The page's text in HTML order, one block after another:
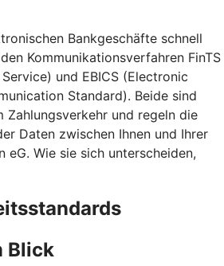
Bankgeschäfte schnell
Kommunikationsverfahren FinTS
und EBICS (Electronic
Standard). Beide sind
Zahlungsverkehr und regeln die
Daten zwischen Ihnen und Ihrer
eG. Wie sie sich unterscheiden,
Blick